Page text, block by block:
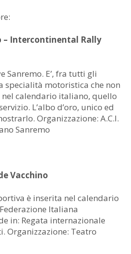
– Intercontinental Rally
Sanremo. E’, fra tutti gli
motoristica che non
nel calendario italiano, quello
L’albo d’oro, unico ed
Organizzazione: A.C.I.
Sanremo
Vacchino
è inserita nel calendario
Italiana
in: Regata internazionale
Organizzazione: Teatro